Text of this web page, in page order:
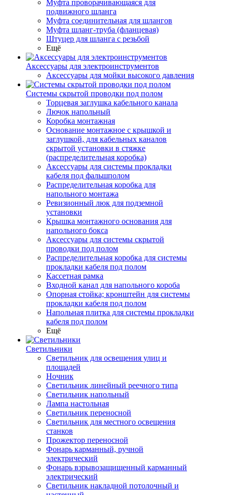
Муфта проворачивающаяся для
подвижного шланга
Муфта соединительная для шлангов
Муфта шланг-труба (фланцевая)
Штуцер для шланга с резьбой
Ещё
Аксессуары для электроинструментов
Аксессуары для мойки высокого давления
Системы скрытой проводки под полом
Торцевая заглушка кабельного канала
Лючок напольный
Коробка монтажная
Основание монтажное с крышкой и
заглушкой, для кабельных каналов
скрытой установки в стяжке
(распределительная коробка)
Аксессуары для системы прокладки
кабеля под фальшполом
Распределительная коробка для
напольного монтажа
Ревизионный люк для подземной
установки
Крышка монтажного основания для
напольного бокса
Аксессуары для системы скрытой
проводки под полом
Распределительная коробка для системы
прокладки кабеля под полом
Кассетная рамка
Входной канал для напольного короба
Опорная стойка; кронштейн для системы
прокладки кабеля под полом
Напольная плитка для системы прокладки
кабеля под полом
Ещё
Светильники
Светильник для освещения улиц и
площадей
Ночник
Светильник линейный реечного типа
Светильник напольный
Лампа настольная
Светильник переносной
Светильник для местного освещения
станков
Прожектор переносной
Фонарь карманный, ручной
электрический
Фонарь взрывозащищенный карманный
электрический
Светильник накладной потолочный и